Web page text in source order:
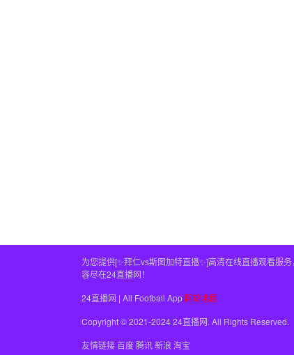
为您提供[✨拜仁vs斯图加特直播✨]高清在线直播观看服
容尽在24直播网！
24直播网 | All Football App 网站地图
Copyright © 2021-2024 24直播网. All Rights Reserved.
友情链接百度腾讯新浪 淘宝